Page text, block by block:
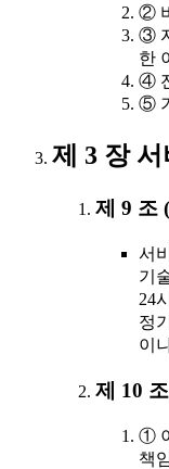
②
③
한
④
⑤
제 3 장
제 9 조
서
기
24
정
이
제 10
①
책